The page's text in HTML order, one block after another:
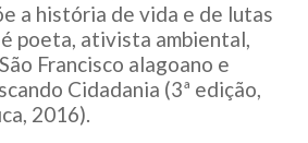
a história de vida e de lutas
poeta, ativista ambiental,
Francisco alagoano e
Cidadania (3ª edição,
2016).